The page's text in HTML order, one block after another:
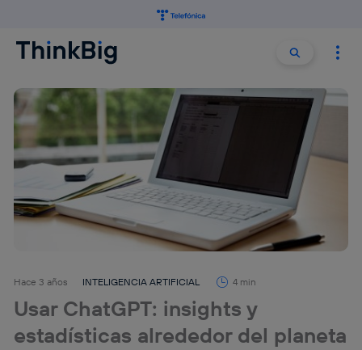
Buscar
Hace 3 años INTELIGENCIA ARTIFICIAL 4 min
Usar ChatGPT: insights y
estadísticas alrededor del planeta